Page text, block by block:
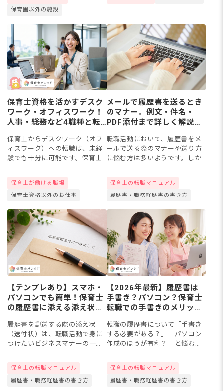
気になりますよね。この記事で
保育園以外の施設
保育士資格を活かすデスク
ワーク・オフィスワーク！
人事・総務など4職種と転
保育士からデスクワーク（オフ
ィスワーク）への転職は、未経
験でも十分に可能です。保育士
運営で鍛えたマルチタスク能力
は、企業の人事・総務・研修担
保育士が働ける職場
保育士資格以外のお仕事
メールで履歴書を送るとき
のマナー。例文・件名・
PDF添付まで詳しく解説
転職活動において、履歴書をメ
ールで送る際のマナーや送り方
に悩む方は多いようです。しか
記事では、そのまま参考にでき
る件名や本文の例文、PDF添付
保育士の転職マニュアル
履歴書・職務経歴書の書き方
【テンプレあり】スマホ・
パソコンでも簡単！保育士
の履歴書に添える添え状の
履歴書を郵送する際の添え状
（送付状）は、転職活動で身に
つけたいビジネスマナーの一つ
は？」「添え状がいらない応募
方法は？」などの疑問を解消す
保育士の転職マニュアル
履歴書・職務経歴書の書き方
【2026年最新】履歴書は
手書き？パソコン？保育士
転職での手書きのメリット
転職の履歴書について「手書き
する必要がある？」「パソコン
作成のほうが有利？」と悩む人
も問題ありません。しかし、ど
ちらにも注意点があります。本
保育士の転職マニュアル
履歴書・職務経歴書の書き方